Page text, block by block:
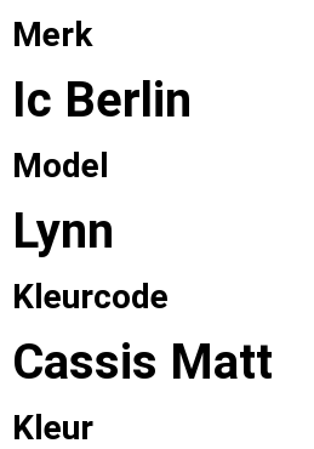
Merk
Ic Berlin
Model
Lynn
Kleurcode
Cassis Matt
Kleur